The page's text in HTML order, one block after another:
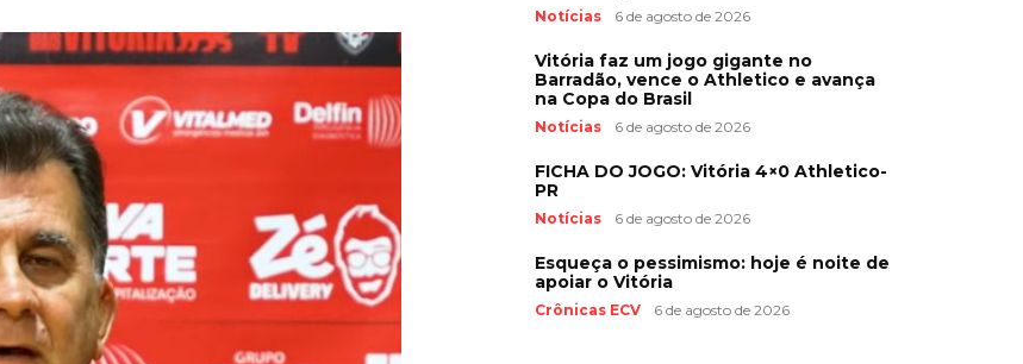
Notícias 6 de agosto de 2026
Vitória faz um jogo gigante no
Barradão, vence o Athletico e avança
na Copa do Brasil
Notícias 6 de agosto de 2026
FICHA DO JOGO: Vitória 4×0 Athletico-
PR
Notícias 6 de agosto de 2026
Esqueça o pessimismo: hoje é noite de
apoiar o Vitória
Crônicas ECV 6 de agosto de 2026